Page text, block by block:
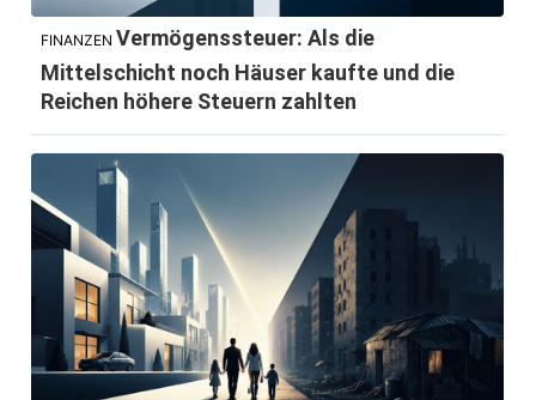
FINANZEN Vermögenssteuer: Als die
Mittelschicht noch Häuser kaufte und die
Reichen höhere Steuern zahlten